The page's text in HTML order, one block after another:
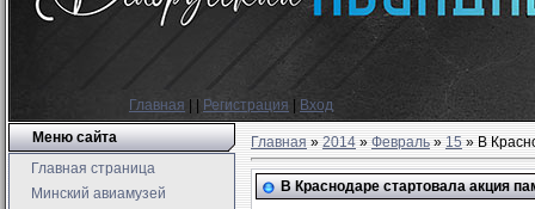
Главная Регистрация
Вход
Меню сайта
Главная страница
Минский авиамузей
Главная»2014 » Февраль » 15» В
В Краснодаре стартовала акция